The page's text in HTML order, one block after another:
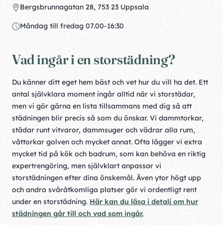
Vad ingår i en storstädning?
Du känner ditt eget hem bäst och vet hur du vill ha det. Ett
antal självklara moment ingår alltid när vi storstädar,
men vi gör gärna en lista tillsammans med dig så att
städningen blir precis så som du önskar. Vi dammtorkar,
städar runt vitvaror, dammsuger och vädrar alla rum,
våttorkar golven och mycket annat. Ofta lägger vi extra
mycket tid på kök och badrum, som kan behöva en riktig
expertrengöring, men självklart anpassar vi
storstädningen efter dina önskemål. Även ytor högt upp
och andra svåråtkomliga platser gör vi ordentligt rent
under en storstädning. Här kan du läsa i detalj om hur
städningen går till och vad som ingår.
Bergsbrunnagatan 28, 753 23 Uppsala
Måndag till fredag 07.00-16:30